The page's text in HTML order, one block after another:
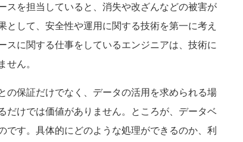
を担当していると、消失や改ざんなどの被害が
して、安全性や運用に関する技術を第一に考え
スに関する仕事をしているエンジニアは、技術に
ん。
保証だけでなく、データの活用を求められる場
だけでは価値がありません。ところが、データベ
です。具体的にどのような処理ができるのか、利